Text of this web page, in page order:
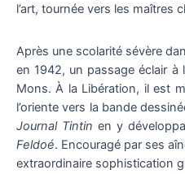
l’art, tournée vers les maîtres
Après une scolarité sévère
en 1942, un passage éclair à
Mons. À la Libération, il est
l’oriente vers la bande
Journal Tintin en y
Feldoé. Encouragé par ses
extraordinaire sophistication